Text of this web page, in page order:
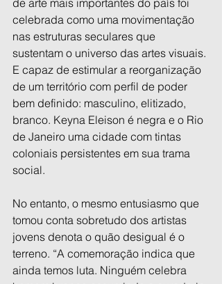
de arte mais importantes do país foi
celebrada como uma movimentação
nas estruturas seculares que
sustentam o universo das artes visuais.
E capaz de estimular a reorganização
de um território com perfil de poder
bem definido: masculino, elitizado,
branco. Keyna Eleison é negra e o Rio
de Janeiro uma cidade com tintas
coloniais persistentes em sua trama
social.
No entanto, o mesmo entusiasmo que
tomou conta sobretudo dos artistas
jovens denota o quão desigual é o
terreno. “A comemoração indica que
ainda temos luta. Ninguém celebra